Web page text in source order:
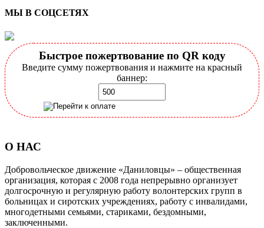
МЫ В СОЦСЕТЯХ
Быстрое пожертвование по QR коду
Введите сумму пожертвования и нажмите на красный
баннер:
О НАС
Добровольческое движение «Даниловцы» – общественная
организация, которая с 2008 года непрерывно организует
долгосрочную и регулярную работу волонтерских групп в
больницах и сиротских учреждениях, работу с инвалидами,
многодетными семьями, стариками, бездомными,
заключенными.